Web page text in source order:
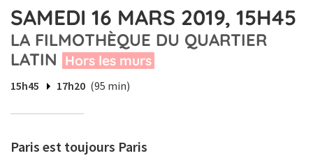
SAMEDI 16 MARS 2019, 15H45
LA FILMOTHÈQUE DU QUARTIER
LATIN Hors les murs
15h45 17h20 (95 min)
Paris est toujours Paris